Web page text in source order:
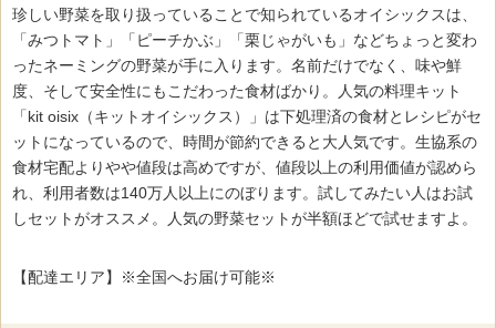
珍しい野菜を取り扱っていることで知られているオイシックスは、
「みつトマト」「ピーチかぶ」「栗じゃがいも」などちょっと変わ
ったネーミングの野菜が手に入ります。名前だけでなく、味や鮮
度、そして安全性にもこだわった食材ばかり。人気の料理キット
「kit oisix（キットオイシックス）」は下処理済の食材とレシピがセ
ットになっているので、時間が節約できると大人気です。生協系の
食材宅配よりやや値段は高めですが、値段以上の利用価値が認めら
れ、利用者数は140万人以上にのぼります。試してみたい人はお試
しセットがオススメ。人気の野菜セットが半額ほどで試せますよ。
【配達エリア】※全国へお届け可能※